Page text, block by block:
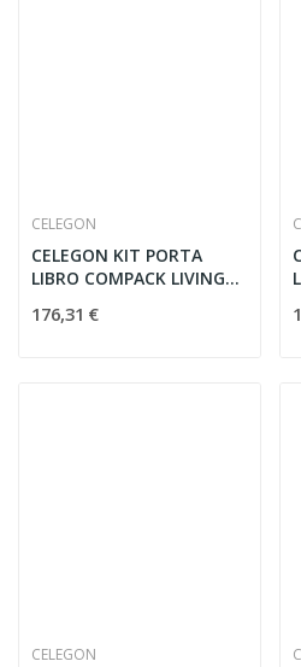
CELEGON
CELEGON KIT PORTA
LIBRO COMPACK LIVING
176,31 €
CELEGON